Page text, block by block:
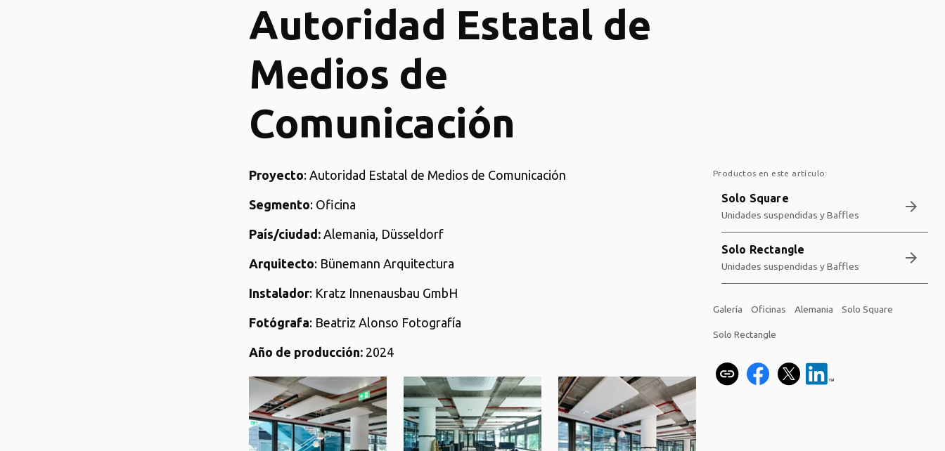
Autoridad Estatal de
Medios de
Comunicación
Proyecto: Autoridad Estatal de Medios de Comunicación
Segmento: Oficina
País/ciudad: Alemania, Düsseldorf
Arquitecto: Bünemann Arquitectura
Instalador: Kratz Innenausbau GmbH
Fotógrafa: Beatriz Alonso Fotografía
Año de producción: 2024
Productos en este artículo:
Solo Square
Unidades suspendidas y Baffles arrow_forward
Solo Rectangle
Unidades suspendidas y Baffles arrow_forward
Galería Oficinas Alemania Solo Square
Solo Rectangle